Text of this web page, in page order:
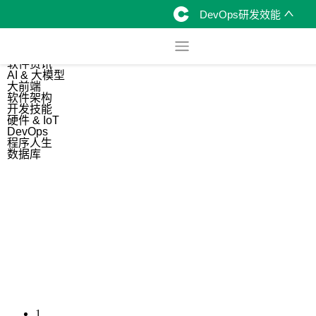
DevOps研发效能
软件资讯
AI & 大模型
大前端
软件架构
开发技能
硬件 & IoT
DevOps
程序人生
数据库
1